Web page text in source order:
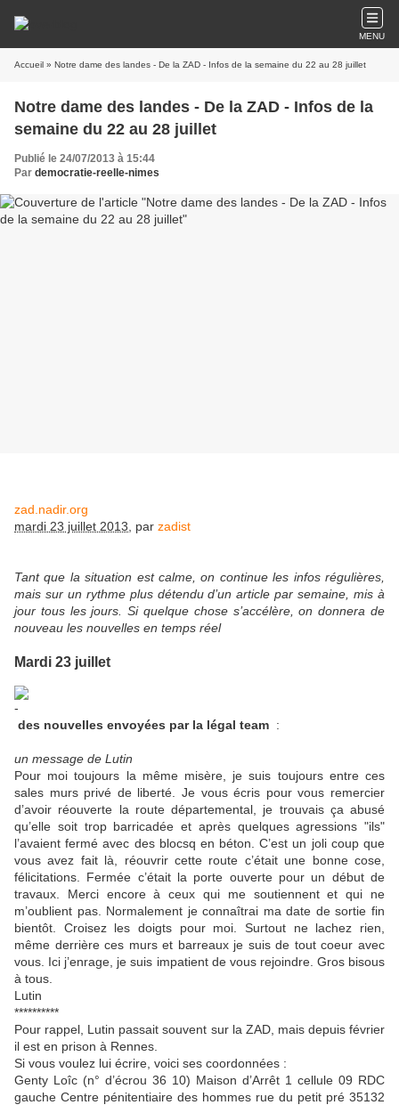
MENU
Accueil » Notre dame des landes - De la ZAD - Infos de la semaine du 22 au 28 juillet
Notre dame des landes - De la ZAD - Infos de la
semaine du 22 au 28 juillet
Publié le 24/07/2013 à 15:44
Par democratie-reelle-nimes
zad.nadir.org
mardi 23 juillet 2013
par zadist
Tant que la situation est calme, on continue les infos régulières,
mais sur un rythme plus détendu d’un article par semaine, mis à
jour tous les jours. Si quelque chose s’accélère, on donnera de
nouveau les nouvelles en temps réel
Mardi 23 juillet
des nouvelles envoyées par la légal team :
un message de Lutin
Pour moi toujours la même misère, je suis toujours entre ces
sales murs privé de liberté. Je vous écris pour vous remercier
d’avoir réouverte la route départemental, je trouvais ça abusé
qu’elle soit trop barricadée et après quelques agressions "ils"
l’avaient fermé avec des blocsq en béton. C’est un joli coup que
vous avez fait là, réouvrir cette route c’était une bonne cose,
félicitations. Fermée c’était la porte ouverte pour un début de
travaux. Merci encore à ceux qui me soutiennent et qui ne
m’oublient pas. Normalement je connaîtrai ma date de sortie fin
bientôt. Croisez les doigts pour moi. Surtout ne lachez rien,
même derrière ces murs et barreaux je suis de tout coeur avec
vous. Ici j’enrage, je suis impatient de vous rejoindre. Gros bisous
à tous.
Lutin
**********
Pour rappel, Lutin passait souvent sur la ZAD, mais depuis février
il est en prison à Rennes.
Si vous voulez lui écrire, voici ses coordonnées :
Genty Loîc (n° d’écrou 36 10) Maison d’Arrêt 1 cellule 09 RDC
gauche Centre pénitentiaire des hommes rue du petit pré 35132